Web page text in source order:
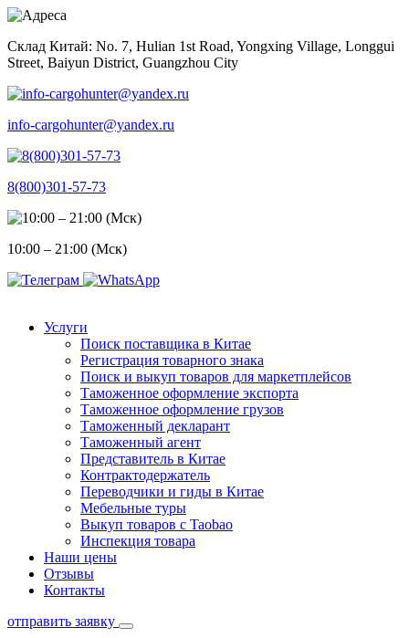
Skip
content
Склад Китай: No. 7, Hulian 1st Road, Yongxing Village, Longgui
Street, Baiyun District, Guangzhou City
info-cargohunter@yandex.ru
8(800)301-57-73
10:00 – 21:00 (Мск)
Услуги
Поиск поставщика в Китае
Регистрация товарного знака
Поиск и выкуп товаров для маркетплейсов
Таможенное оформление экспорта
Таможенное оформление грузов
Таможенный декларант
Таможенный агент
Представитель в Китае
Контрактодержатель
Переводчики и гиды в Китае
Мебельные туры
Выкуп товаров с Taobao
Инспекция товара
Наши цены
Отзывы
Контакты
отправить заявку